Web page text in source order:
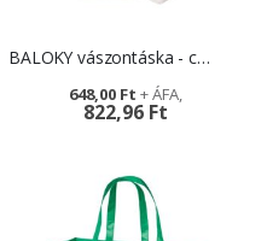
BALOKY vászontáska - céges ajándék
822,96 Ft
648,00 Ft